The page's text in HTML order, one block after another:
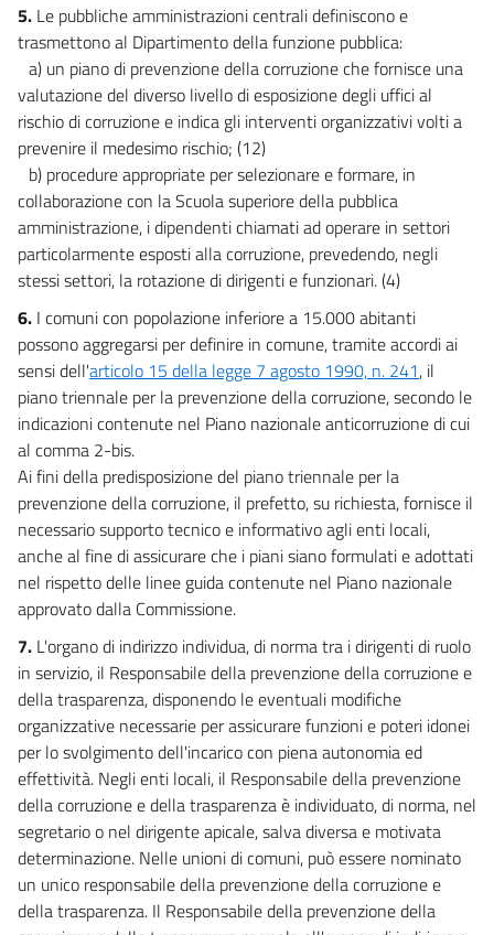
5. Le pubbliche amministrazioni centrali definiscono e
trasmettono al Dipartimento della funzione pubblica:
a) un piano di prevenzione della corruzione che fornisce una
valutazione del diverso livello di esposizione degli uffici al
rischio di corruzione e indica gli interventi organizzativi volti a
prevenire il medesimo rischio; (12)
b) procedure appropriate per selezionare e formare, in
collaborazione con la Scuola superiore della pubblica
amministrazione, i dipendenti chiamati ad operare in settori
particolarmente esposti alla corruzione, prevedendo, negli
stessi settori, la rotazione di dirigenti e funzionari. (4)
6. I comuni con popolazione inferiore a 15.000 abitanti
possono aggregarsi per definire in comune, tramite accordi ai
sensi dell'articolo 15 della legge 7 agosto 1990, n. 241, il
piano triennale per la prevenzione della corruzione, secondo le
indicazioni contenute nel Piano nazionale anticorruzione di cui
al comma 2-bis.
Ai fini della predisposizione del piano triennale per la
prevenzione della corruzione, il prefetto, su richiesta, fornisce il
necessario supporto tecnico e informativo agli enti locali,
anche al fine di assicurare che i piani siano formulati e adottati
nel rispetto delle linee guida contenute nel Piano nazionale
approvato dalla Commissione.
7. L'organo di indirizzo individua, di norma tra i dirigenti di ruolo
in servizio, il Responsabile della prevenzione della corruzione e
della trasparenza, disponendo le eventuali modifiche
organizzative necessarie per assicurare funzioni e poteri idonei
per lo svolgimento dell'incarico con piena autonomia ed
effettività. Negli enti locali, il Responsabile della prevenzione
della corruzione e della trasparenza è individuato, di norma, nel
segretario o nel dirigente apicale, salva diversa e motivata
determinazione. Nelle unioni di comuni, può essere nominato
un unico responsabile della prevenzione della corruzione e
della trasparenza. Il Responsabile della prevenzione della